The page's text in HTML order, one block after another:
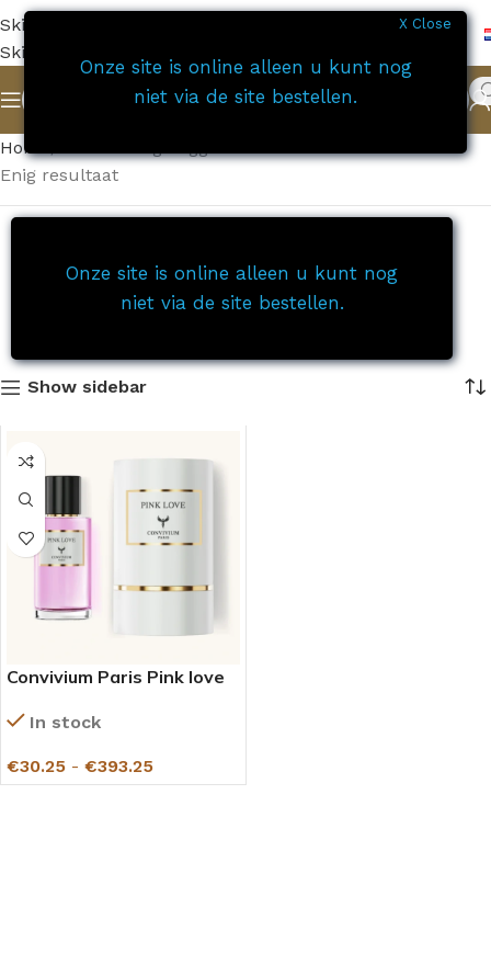
Skip to navigation
Skip to main content
Home
Enig resultaat
Onze site is online alleen u kunt nog
niet via de site bestellen.
Show sidebar
Convivium Paris Pink love
In stock
€30.25 - €393.25
X Close
Onze site is online alleen u kunt nog
niet via de site bestellen.